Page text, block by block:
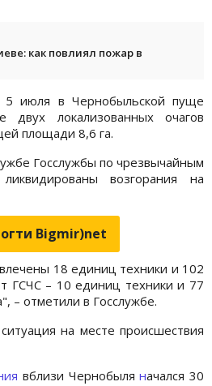
как повлиял пожар в
июля в Чернобыльской пуще
двух локализованных очагов
площади 8,6 га.
Госслужбы по чрезвычайным
возгорания на
Bigmir)net
18 единиц техники и 102
ГСЧС – 10 единиц техники и 77
– отметили в Госслужбе.
на месте происшествия
вблизи Чернобыляначался 30